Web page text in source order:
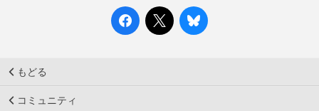
もどる
コミュニティ